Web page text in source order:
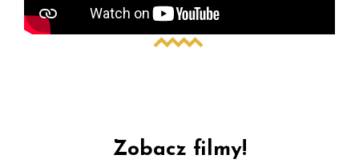
Zobacz filmy!